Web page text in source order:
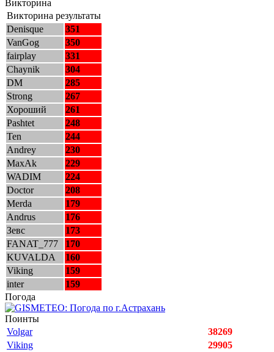
Викторина
Викторина результаты
Denisque
351
VanGog
350
fairplay
331
Chaynik
304
DM
285
Strong
267
Хороший
261
Pashtet
248
Ten
244
Andrey
230
MaxAk
229
WADIM
224
Doctor
208
Merda
179
Andrus
176
Зевс
173
FANAT_777
170
KUVALDA
160
Viking
159
inter
159
Погода
Поинты
Volgar
38269
Viking
29905